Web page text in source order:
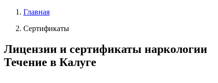
Главная
Сертификаты
Лицензии и сертификаты наркологии
Течение в Калуге